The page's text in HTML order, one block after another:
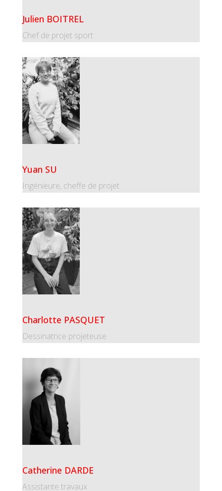
Julien BOITREL
Chef de projet sport
Yuan SU
Ingénieure, cheffe de projet
Charlotte PASQUET
Dessinatrice projeteuse
Catherine DARDE
Assistante travaux